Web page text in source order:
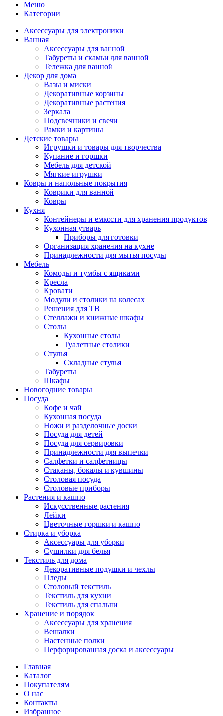
Меню
Категории
Аксессуары для электроники
Ванная
Аксессуары для ванной
Табуреты и скамьи для ванной
Тележка для ванной
Декор для дома
Вазы и миски
Декоративные корзины
Декоративные растения
Зеркала
Подсвечники и свечи
Рамки и картины
Детские товары
Игрушки и товары для творчества
Купание и горшки
Мебель для детской
Мягкие игрушки
Ковры и напольные покрытия
Коврики для ванной
Ковры
Кухня
Контейнеры и емкости для хранения продуктов
Кухонная утварь
Приборы для готовки
Организация хранения на кухне
Принадлежности для мытья посуды
Мебель
Комоды и тумбы с ящиками
Кресла
Кровати
Модули и столики на колесах
Решения для ТВ
Стеллажи и книжные шкафы
Столы
Кухонные столы
Туалетные столики
Стулья
Складные стулья
Табуреты
Шкафы
Новогодние товары
Посуда
Кофе и чай
Кухонная посуда
Ножи и разделочные доски
Посуда для детей
Посуда для сервировки
Принадлежности для выпечки
Салфетки и салфетницы
Стаканы, бокалы и кувшины
Столовая посуда
Столовые приборы
Растения и кашпо
Искусственные растения
Лейки
Цветочные горшки и кашпо
Стирка и уборка
Аксессуары для уборки
Сушилки для белья
Текстиль для дома
Декоративные подушки и чехлы
Пледы
Столовый текстиль
Текстиль для кухни
Текстиль для спальни
Хранение и порядок
Аксессуары для хранения
Вешалки
Настенные полки
Перфорированная доска и аксессуары
Главная
Каталог
Покупателям
О нас
Контакты
Избранное